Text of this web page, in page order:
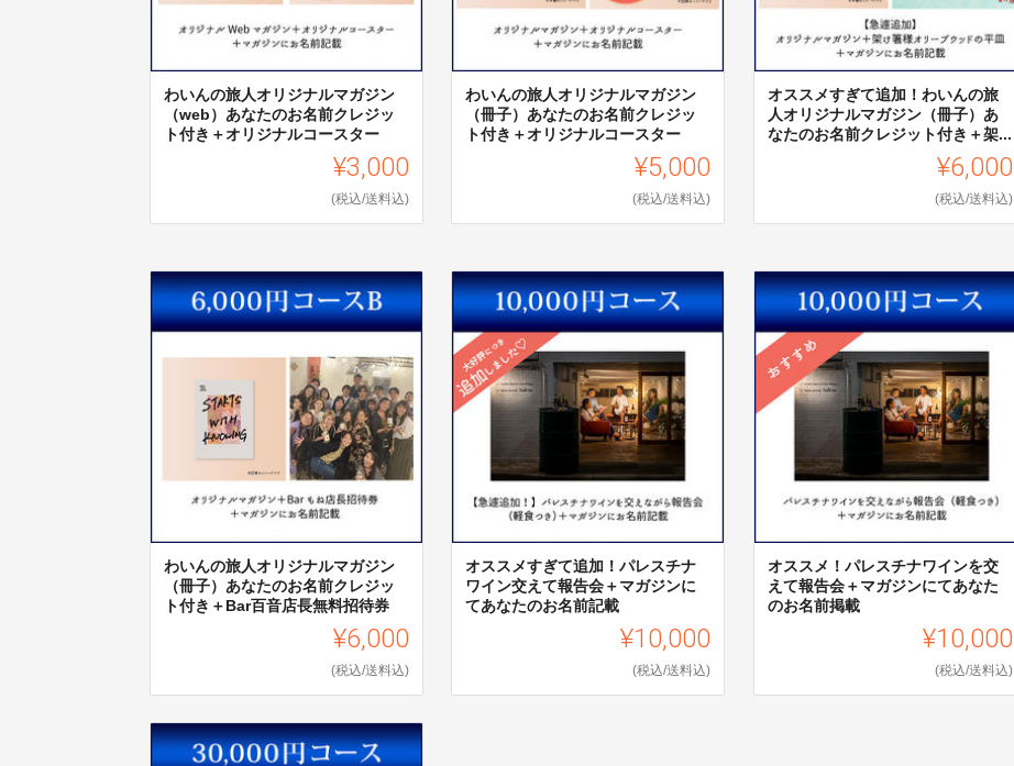
わいんの旅人オリジナルマガジン
（web）あなたのお名前クレジッ
ト付き＋オリジナルコースター
¥3,000
(税込/送料込)
わいんの旅人オリジナルマガジン
（冊子）あなたのお名前クレジッ
ト付き＋オリジナルコースター
¥5,000
(税込/送料込)
オススメすぎて追加！わいんの旅
人オリジナルマガジン（冊子）あ
なたのお名前クレジット付き＋架...
¥6,000
(税込/送料込)
わいんの旅人オリジナルマガジン
（冊子）あなたのお名前クレジッ
ト付き＋Bar百音店長無料招待券
¥6,000
(税込/送料込)
オススメすぎて追加！パレスチナ
ワイン交えて報告会＋マガジンに
てあなたのお名前記載
¥10,000
(税込/送料込)
オススメ！パレスチナワインを交
えて報告会＋マガジンにてあなた
のお名前掲載
¥10,000
(税込/送料込)